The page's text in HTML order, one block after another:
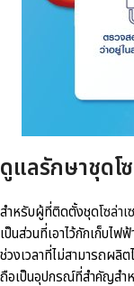
ดูแลรักษาชุดโ
สำหรับผู้ที่ติดตั้งชุดโซล่า
เป็นส่วนที่เอาไว้กักเก็บไฟ
ช่วงเวลาที่ไม่สามารถผลิ
ถือเป็นอุปกรณ์ที่สำคัญสำห